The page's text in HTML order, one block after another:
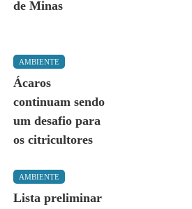
de Minas
AMBIENTE
Ácaros
continuam sendo
um desafio para
os citricultores
AMBIENTE
Lista preliminar